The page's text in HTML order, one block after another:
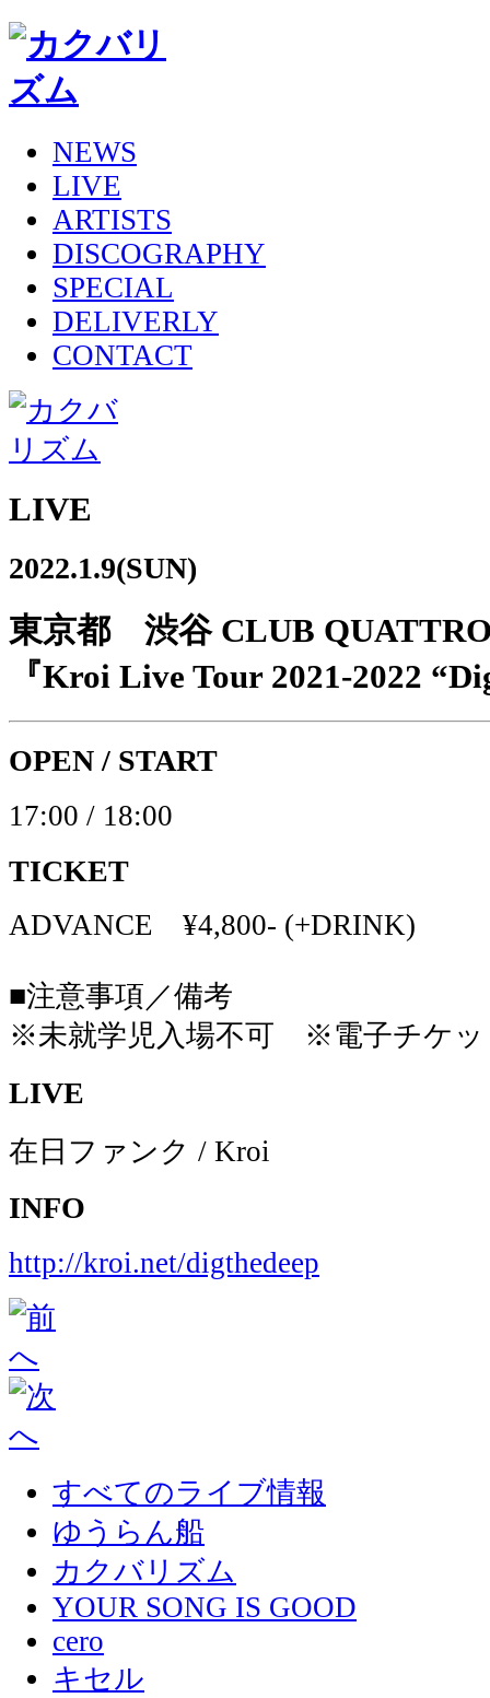
NEWS
LIVE
ARTISTS
DISCOGRAPHY
SPECIAL
DELIVERLY
CONTACT
LIVE
2022.1.9(SUN)
東京都 渋谷 CLUB
『Kroi Live Tour 2021-2022
OPEN / START
17:00 / 18:00
TICKET
ADVANCE ¥4,800- (+DRINK)
■注意事項／備考
※未就学児入場不可 ※電子チケッ
LIVE
在日ファンク / Kroi
INFO
http://kroi.net/digthedeep
すべてのライブ情報
ゆうらん船
カクバリズム
YOUR SONG IS GOOD
cero
キセル